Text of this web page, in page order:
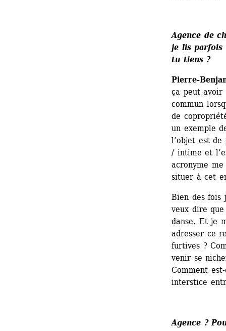
Agence de
je lis parfois
tu tiens ?
Pierre-
ça peut avoir
commun
de
un exemple
l’objet est de
/ intime et
acronyme
situer à cet
Bien des fois
veux dire
danse. Et je
adresser ce
furtives ?
venir se
Comment
interstice
Agence ?